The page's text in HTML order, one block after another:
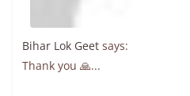
Bihar Lok Geet says:
Thank you 🙏...